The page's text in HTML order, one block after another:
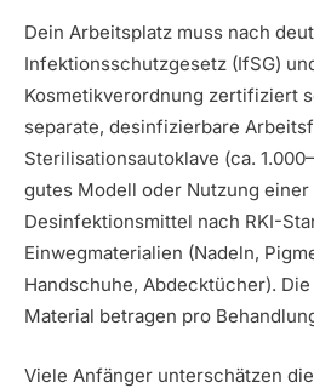
Dein Arbeitsplatz muss nach
Infektionsschutzgesetz (IfSG)
Kosmetikverordnung zertifiziert
separate, desinfizierbare
Sterilisationsautoklave (ca.
gutes Modell oder Nutzung
Desinfektionsmittel nach RKI-
Einwegmaterialien (Nadeln,
Handschuhe, Abdecktücher).
Material betragen pro
Viele Anfänger unterschätzen